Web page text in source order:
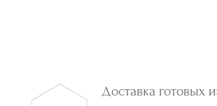
Доставка готовых